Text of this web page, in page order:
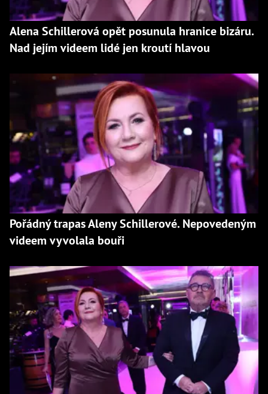
Alena Schillerová opět posunula hranice bizáru.
Nad jejím videem lidé jen kroutí hlavou
Pořádný trapas Aleny Schillerové. Nepovedeným
videem vyvolala bouři